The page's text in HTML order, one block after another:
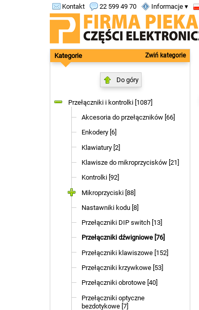
Kontakt 22 599 49 70 Informacje ▾
Kategorie Zwiń kategorie
Do góry
Przełączniki i kontrolki [1087]
Akcesoria do przełączników [66]
Enkodery [6]
Klawiatury [2]
Klawisze do mikroprzycisków [21]
Kontrolki [92]
Mikroprzyciski [88]
Nastawniki kodu [8]
Przełączniki DIP switch [13]
Przełączniki dźwigniowe [76]
Przełączniki klawiszowe [152]
Przełączniki krzywkowe [53]
Przełączniki obrotowe [40]
Przełączniki optyczne
bezdotykowe [7]